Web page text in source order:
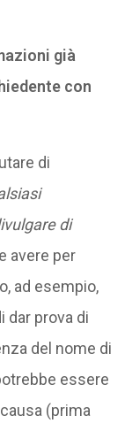
già
con
di
di
avere per
ad esempio,
dar prova di
del nome di
essere
(prima